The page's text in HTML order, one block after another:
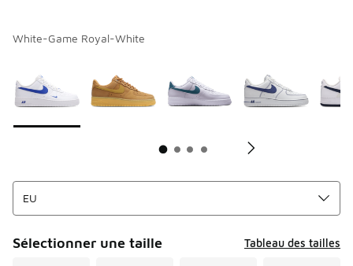
White-Game Royal-White
Sélectionner une taille Tableau des tailles